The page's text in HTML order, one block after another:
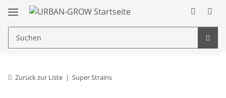
Zurück zur Liste Super Strains